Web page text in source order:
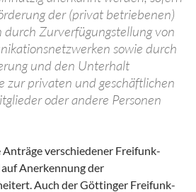
der (privat betriebenen)
Zurverfügungstellung von
sowie durch
und den Unterhalt
zur privaten und geschäftlichen
oder andere Personen
Anträge verschiedener Freifunk-
Anerkennung der
Auch der Göttinger Freifunk-